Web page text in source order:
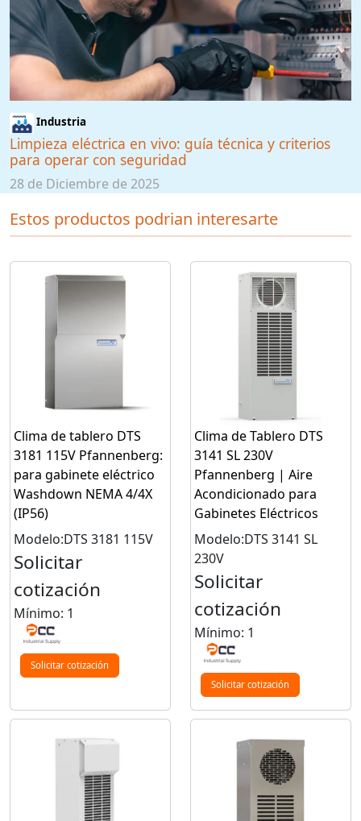
Industria
Limpieza eléctrica en vivo: guía técnica y criterios
para operar con seguridad
28 de Diciembre de 2025
Estos productos podrian interesarte
Clima de tablero DTS
3181 115V Pfannenberg:
para gabinete eléctrico
Washdown NEMA 4/4X
(IP56)
Modelo:DTS 3181 115V
Solicitar
cotización
Mínimo: 1
Solicitar cotización
Clima de Tablero DTS
3141 SL 230V
Pfannenberg | Aire
Acondicionado para
Gabinetes Eléctricos
Modelo:DTS 3141 SL
230V
Solicitar
cotización
Mínimo: 1
Solicitar cotización